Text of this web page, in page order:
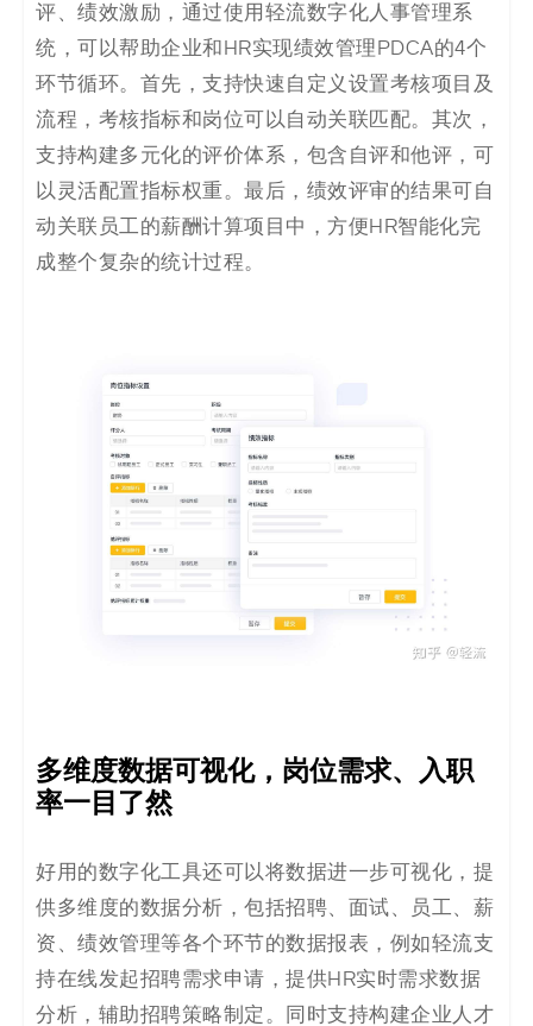
评、绩效激励，通过使用轻流数字化人事管理系
统，可以帮助企业和HR实现绩效管理PDCA的4个
环节循环。首先，支持快速自定义设置考核项目及
流程，考核指标和岗位可以自动关联匹配。其次，
支持构建多元化的评价体系，包含自评和他评，可
以灵活配置指标权重。最后，绩效评审的结果可自
动关联员工的薪酬计算项目中，方便HR智能化完
成整个复杂的统计过程。
多维度数据可视化，岗位需求、入职
率一目了然
好用的数字化工具还可以将数据进一步可视化，提
供多维度的数据分析，包括招聘、面试、员工、薪
资、绩效管理等各个环节的数据报表，例如轻流支
持在线发起招聘需求申请，提供HR实时需求数据
分析，辅助招聘策略制定。同时支持构建企业人才